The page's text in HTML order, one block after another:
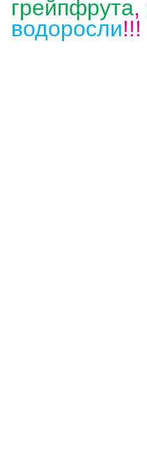
грейпфрута,
водоросли!!!